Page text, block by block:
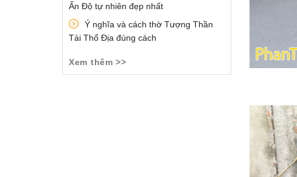
Ấn Độ tự nhiên đẹp nhất
Ý nghĩa và cách thờ Tượng Thần
Tài Thổ Địa đúng cách
Xem thêm >>